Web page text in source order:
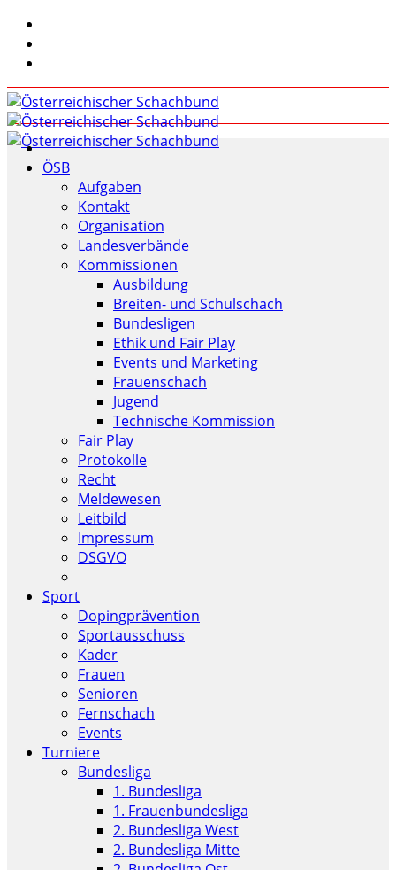
ÖSB
Aufgaben
Kontakt
Organisation
Landesverbände
Kommissionen
Ausbildung
Breiten- und Schulschach
Bundesligen
Ethik und Fair Play
Events und Marketing
Frauenschach
Jugend
Technische Kommission
Fair Play
Protokolle
Recht
Meldewesen
Leitbild
Impressum
DSGVO
Sport
Dopingprävention
Sportausschuss
Kader
Frauen
Senioren
Fernschach
Events
Turniere
Bundesliga
1. Bundesliga
1. Frauenbundesliga
2. Bundesliga West
2. Bundesliga Mitte